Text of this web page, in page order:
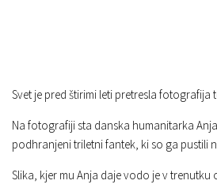
Svet je pred štirimi leti pretresla fotografija
Na fotografiji sta danska humanitarka
podhranjeni triletni fantek, ki so ga pustili
Slika, kjer mu Anja daje vodo je v trenutku